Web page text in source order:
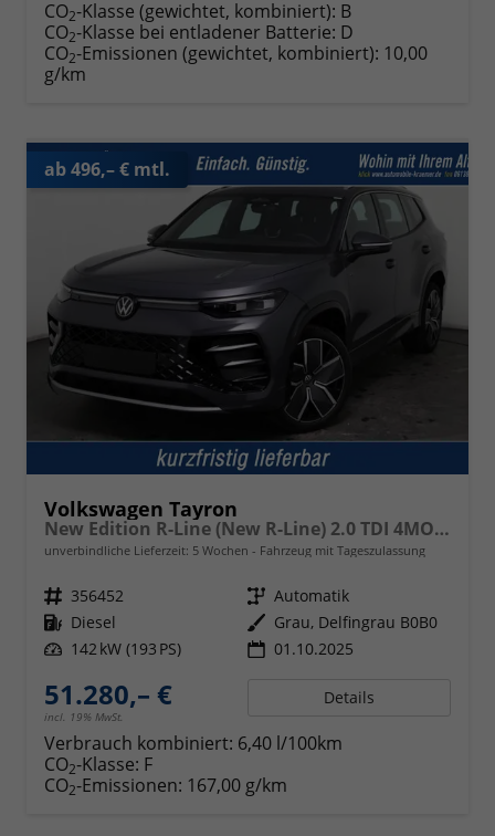
CO2-Klasse (gewichtet, kombiniert): B
CO2-Klasse bei entladener Batterie: D
CO2-Emissionen (gewichtet, kombiniert): 10,00
g/km
ab 496,– € mtl.
Volkswagen Tayron
New Edition R-Line (New R-Line) 2.0 TDI 4MOTION 142kW (193 PS) 7-Gang-Doppelkupplungsgetriebe DSG
unverbindliche Lieferzeit: 5 Wochen Fahrzeug mit Tageszulassung
Fahrzeugnr. 356452 Getriebe Automatik
Kraftstoff Diesel Außenfarbe Grau, Delfingrau B0B0
Leistung 142 kW (193 PS) 01.10.2025
51.280,– €
incl. 19% MwSt.
Details
Verbrauch kombiniert: 6,40 l/100km
CO2-Klasse: F
CO2-Emissionen: 167,00 g/km